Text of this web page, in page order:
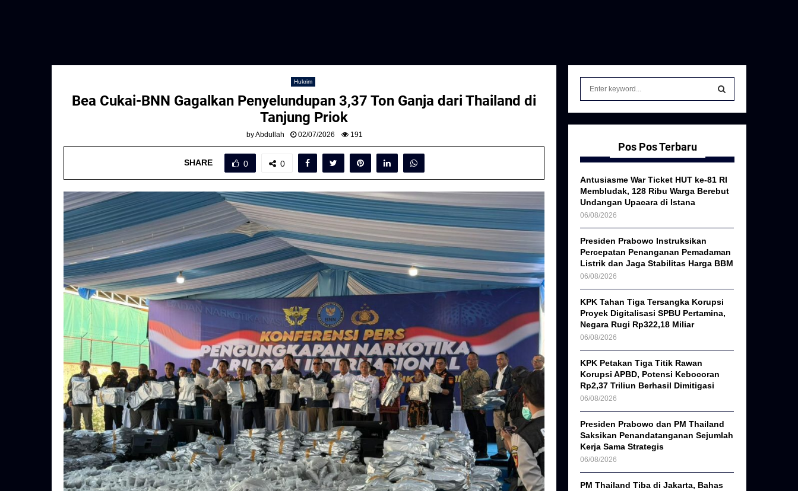
Hukrim
Bea Cukai-BNN Gagalkan Penyelundupan 3,37 Ton Ganja dari Thailand di
Tanjung Priok
byAbdullah 02/07/2026 191
SHARE 0 0
f
r
:
S
A
R
H
Pos Pos Terbaru
Antusiasme War Ticket HUT ke-81 RI
Membludak, 128 Ribu Warga Berebut
Undangan Upacara di Istana
06/08/2026
Presiden Prabowo Instruksikan
Percepatan Penanganan Pemadaman
Listrik dan Jaga Stabilitas Harga BBM
06/08/2026
KPK Tahan Tiga Tersangka Korupsi
Proyek Digitalisasi SPBU Pertamina,
Negara Rugi Rp322,18 Miliar
06/08/2026
KPK Petakan Tiga Titik Rawan
Korupsi APBD, Potensi Kebocoran
Rp2,37 Triliun Berhasil Dimitigasi
06/08/2026
Presiden Prabowo dan PM Thailand
Saksikan Penandatanganan Sejumlah
Kerja Sama Strategis
06/08/2026
PM Thailand Tiba di Jakarta, Bahas